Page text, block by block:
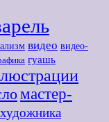
видео видео-
гуашь
мастер-